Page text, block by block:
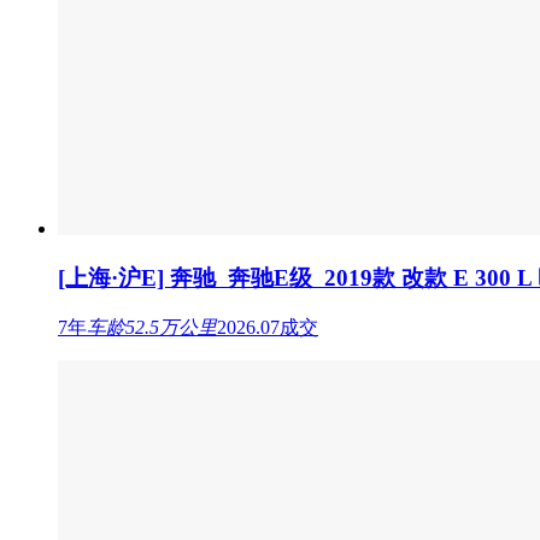
[上海·沪E] 奔驰 奔驰E级 2019款 改款 E 300 L
7年车龄52.5万公里2026.07成交